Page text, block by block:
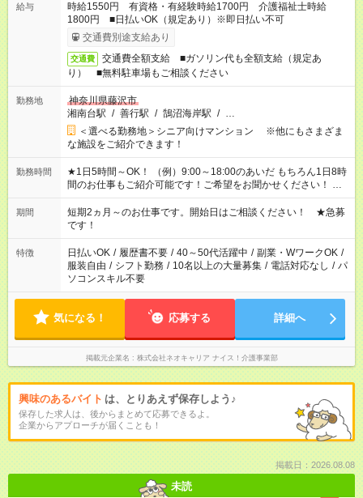
給与
時給1550円 有資格・有経験時給1700円 介護福祉士時給
1800円 ■日払いOK（規定あり）※即日払い不可
交通費別途支給あり
交通費
交通費全額支給 ■ガソリン代も全額支給（規定あ
り） ■無料駐車場もご相談ください
勤務地
神奈川県藤沢市
湘南台駅 / 善行駅 / 鵠沼海岸駅 / …
＜選べる勤務地＞シニア向けマンション ※他にもさまざま
な施設をご紹介できます！
勤務時間
★1日5時間～OK！ （例）9:00～18:00のあいだ もちろん1日8時
間のお仕事もご紹介可能です！ご希望をお聞かせください！ ★
家庭の都合でお休みが必要な場合も遠慮なくご相談ください。
※週最低15時間以上の勤務が必要です
期間
短期2ヵ月～のお仕事です。開始日はご相談ください！ ★急募
です！
特徴 日払いOK / 履歴書不要 / 40～50代活躍中 / 副業・WワークOK /
服装自由 / シフト勤務 / 10名以上の大量募集 / 電話対応なし / パ
ソコンスキル不要
気になる！ 応募する 詳細へ
掲載元企業名 株式会社ネオキャリア ナイス！介護事業部
興味のあるバイト は、とりあえず保存しよう♪
保存した求人は、後からまとめて応募できるよ。
企業からアプローチが届くことも！
掲載日：2026.08.08
未読